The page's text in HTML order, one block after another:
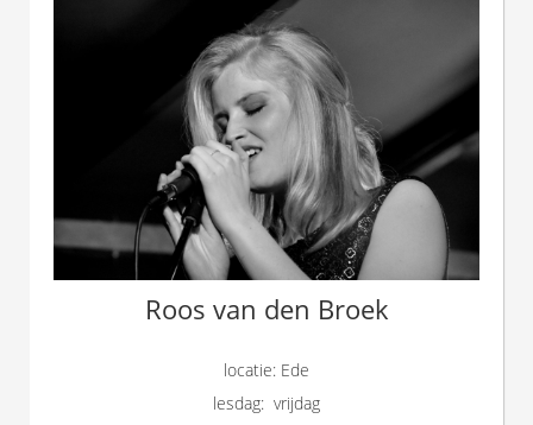
Roos van den Broek
locatie: Ede
lesdag: vrijdag